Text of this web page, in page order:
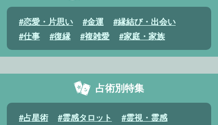
#恋愛・片思い #金運
#縁結び・出会い
#仕事
#復縁 #複雑愛 #家庭・家族
占術別特集
#占星術 #霊感タロット
#霊視・霊感